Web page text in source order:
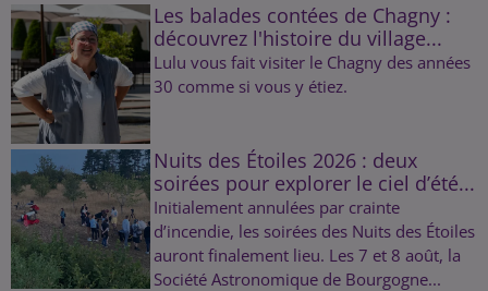
Les balades contées de Chagny :
découvrez l'histoire du village...
Lulu vous fait visiter le Chagny des années
30 comme si vous y étiez.
Nuits des Étoiles 2026 : deux
soirées pour explorer le ciel d’été...
Initialement annulées par crainte
d’incendie, les soirées des Nuits des Étoiles
auront finalement lieu. Les 7 et 8 août, la
Société Astronomique de Bourgogne...